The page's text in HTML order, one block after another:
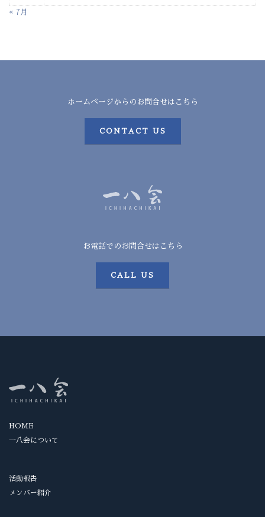
« 7月
ホームページからのお問合せはこちら
CONTACT US
お電話でのお問合せはこちら
CALL US
HOME
一八会について
活動報告
メンバー紹介